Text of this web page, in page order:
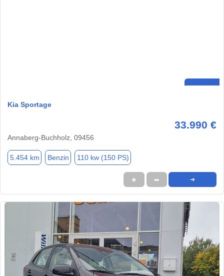
Kia Sportage
33.990 €
Annaberg-Buchholz, 09456
5.454 km Benzin 110 kw (150 PS)
★ ➦ ➜